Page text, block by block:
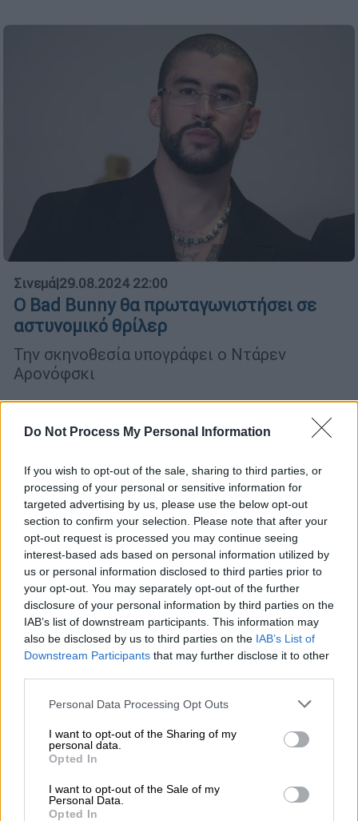
Do Not Process My Personal Information
If you wish to opt-out of the sale, sharing to third parties, or
processing of your personal or sensitive information for
targeted advertising by us, please use the below opt-out
section to confirm your selection. Please note that after your
opt-out request is processed you may continue seeing
interest-based ads based on personal information utilized by
us or personal information disclosed to third parties prior to
your opt-out. You may separately opt-out of the further
disclosure of your personal information by third parties on the
IAB’s list of downstream participants. This information may
also be disclosed by us to third parties on the IAB’s List of
Downstream Participants that may further disclose it to other
Please note that this website/app uses one or more Google
not limited to your visit or usage behaviour. You may click to
grant or deny consent to Google and its third-party tags to
use your data for below specified purposes in below Google
consent section.
Personal Data Processing Opt Outs
I want to opt-out of the Sharing of my
personal data.
Opted In
I want to opt-out of the Sale of my
Personal Data.
Opted In
Σινεμά|29.08.2024 22:00
Ο Bad Bunny θα πρωταγωνιστήσει σε
αστυνομικό θρίλερ
Την σκηνοθεσία υπογράφει ο Ντάρεν
Αρονόφσκι
Τα τρυφερά λόγια προς τον Τσένιγκ
Τέιτουμ
Η σχέση τους άρχισε το 2021 στα γυρίσματα